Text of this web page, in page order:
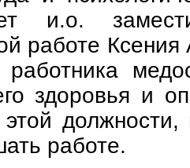
и.о.
работе
здоровья и
этой
работе.